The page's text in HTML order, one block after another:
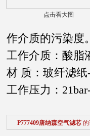
点击看大图
作介质的污染度
工作介质：酸脂
材 质：玻纤滤
工作压力：
P777409唐纳森空气滤芯